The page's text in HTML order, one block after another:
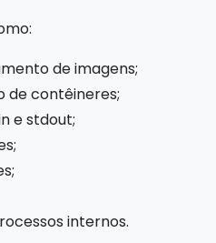
de imagens;
de contêineres;
e stdout;
internos.